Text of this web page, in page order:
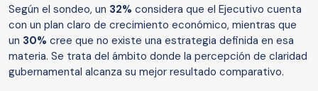
Según el sondeo, un 32% considera que el Ejecutivo cuenta
con un plan claro de crecimiento económico, mientras que
un 30% cree que no existe una estrategia definida en esa
materia. Se trata del ámbito donde la percepción de claridad
gubernamental alcanza su mejor resultado comparativo.